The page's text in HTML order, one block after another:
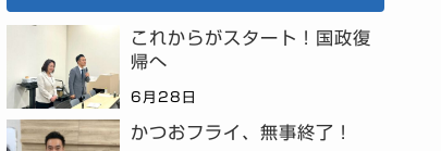
これからがスタート！国政復
帰へ
6月28日
かつおフライ、無事終了！